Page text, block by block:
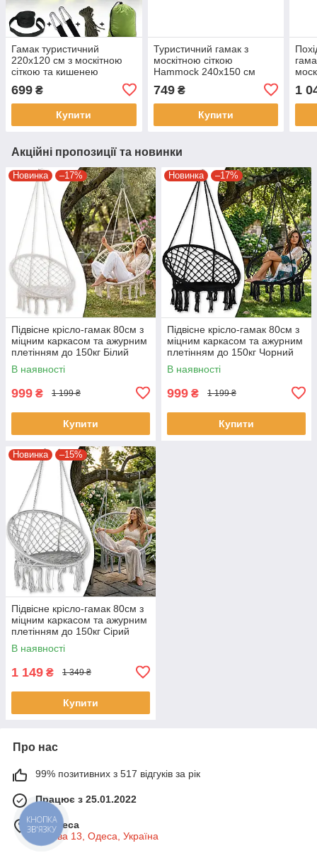
Гамак туристичний
220x120 см з москітною
сіткою та кишенею
699 ₴
Купити
Туристичний гамак з
москітною сіткою
Hammock 240x150 см
відпочинку із захистом від
комах
749₴
Купити
1
Акційні пропозиції та новинки
Новинка –17%
Підвісне крісло-гамак 80см з
міцним каркасом та ажурним
плетінням до 150кг Білий
В наявності
999 ₴ 1 199 ₴
Купити
Новинка –17%
Підвісне крісло-гамак 80см з
міцним каркасом та ажурним
плетінням до 150кг Чорний
В наявності
999 ₴ 1 199 ₴
Купити
Новинка –15%
Підвісне крісло-гамак 80см з
міцним каркасом та ажурним
плетінням до 150кг Сірий
В наявності
1 149 ₴ 1 349 ₴
Купити
Про нас
99% позитивних з 517 відгуків за рік
Працює з 25.01.2022
м. Одеса
Базова 13, Одеса, Україна
КНОПКА
ЗВ'ЯЗКУ